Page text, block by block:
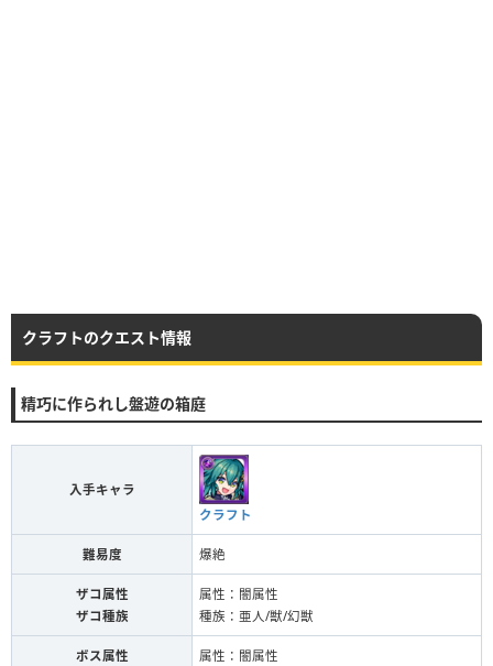
クラフトのクエスト情報
精巧に作られし盤遊の箱庭
入手キャラ
クラフト
難易度 爆絶
ザコ属性
ザコ種族
属性：闇属性
種族：亜人/獣/幻獣
ボス属性
属性：闇属性